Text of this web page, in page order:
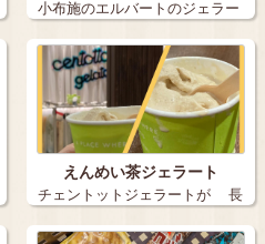
小布施のエルバートのジェラー
トです。 …
えんめい茶ジェラート
チェントットジェラートが 長
野駅MI…